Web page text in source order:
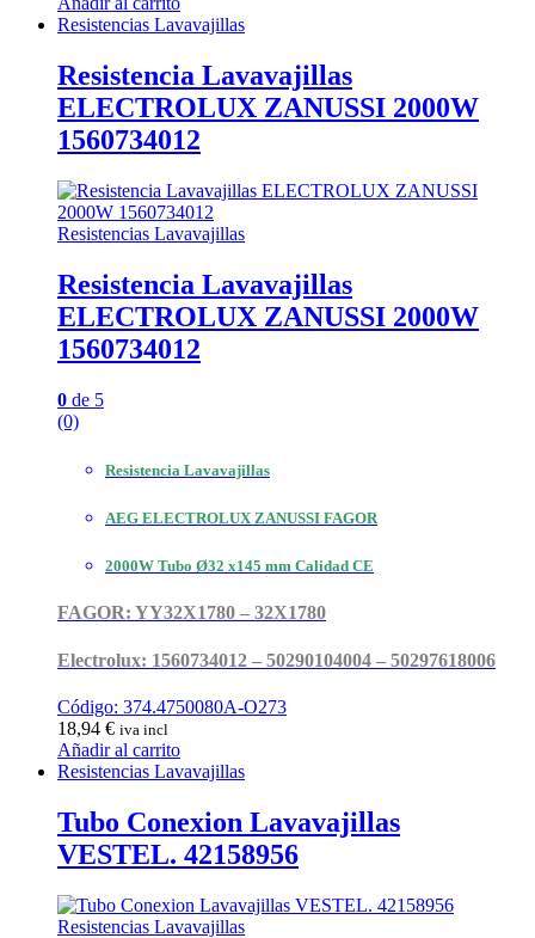
Resistencias Lavavajillas
Resistencia Lavavajillas
ELECTROLUX ZANUSSI 2000W
1560734012
Resistencias Lavavajillas
Resistencia Lavavajillas
ELECTROLUX ZANUSSI 2000W
1560734012
0 de 5
(0)
Resistencia Lavavajillas
AEG ELECTROLUX ZANUSSI FAGOR
2000W Tubo Ø32 x145 mm Calidad CE
FAGOR: YY32X1780 – 32X1780
Electrolux: 1560734012 – 50290104004 – 50297618006
Código: 374.4750080A-O273
18,94 € iva incl
Añadir al carrito
Resistencias Lavavajillas
Tubo Conexion Lavavajillas
VESTEL. 42158956
Resistencias Lavavajillas